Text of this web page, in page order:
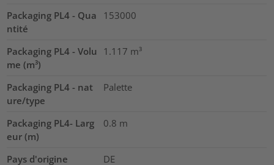
Packaging PL4 - Qua
ntité
153000
Packaging PL4 - Volu
me (m³)
1.117 m³
Packaging PL4 - nat
ure/type
Palette
Packaging PL4- Larg
eur (m)
0.8 m
Pays d'origine DE